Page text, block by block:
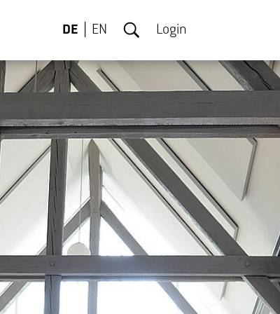
DE EN Login